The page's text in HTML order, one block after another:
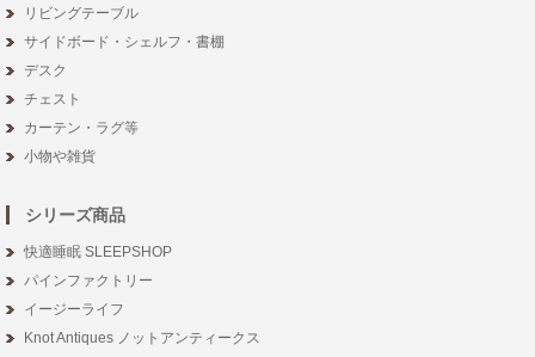
リビングテーブル
サイドボード・シェルフ・書棚
デスク
チェスト
カーテン・ラグ等
小物や雑貨
シリーズ商品
快適睡眠 SLEEPSHOP
パインファクトリー
イージーライフ
Knot Antiques ノットアンティークス